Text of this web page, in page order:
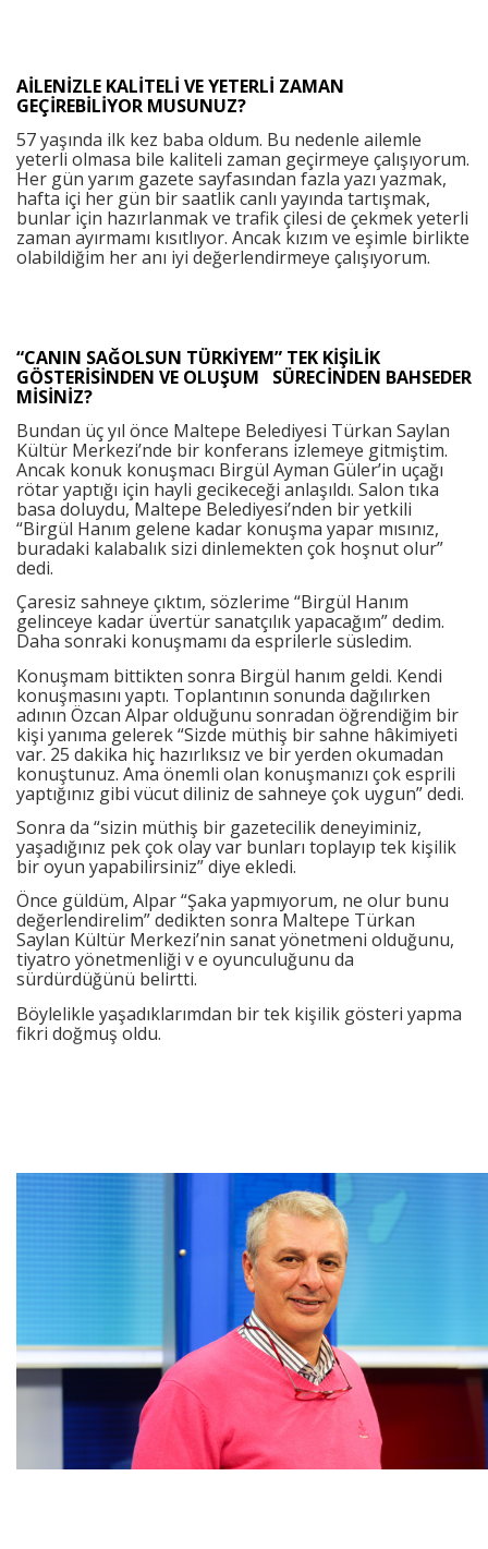
AİLENİZLE KALİTELİ VE YETERLİ ZAMAN
GEÇİREBİLİYOR MUSUNUZ?
57 yaşında ilk kez baba oldum. Bu nedenle ailemle
yeterli olmasa bile kaliteli zaman geçirmeye çalışıyorum.
Her gün yarım gazete sayfasından fazla yazı yazmak,
hafta içi her gün bir saatlik canlı yayında tartışmak,
bunlar için hazırlanmak ve trafik çilesi de çekmek yeterli
zaman ayırmamı kısıtlıyor. Ancak kızım ve eşimle birlikte
olabildiğim her anı iyi değerlendirmeye çalışıyorum.
“CANIN SAĞOLSUN TÜRKİYEM” TEK KİŞİLİK
GÖSTERİSİNDEN VE OLUŞUM SÜRECİNDEN BAHSEDER
MİSİNİZ?
Bundan üç yıl önce Maltepe Belediyesi Türkan Saylan
Kültür Merkezi’nde bir konferans izlemeye gitmiştim.
Ancak konuk konuşmacı Birgül Ayman Güler’in uçağı
rötar yaptığı için hayli gecikeceği anlaşıldı. Salon tıka
basa doluydu, Maltepe Belediyesi’nden bir yetkili
“Birgül Hanım gelene kadar konuşma yapar mısınız,
buradaki kalabalık sizi dinlemekten çok hoşnut olur”
dedi.
Çaresiz sahneye çıktım, sözlerime “Birgül Hanım
gelinceye kadar üvertür sanatçılık yapacağım” dedim.
Daha sonraki konuşmamı da esprilerle süsledim.
Konuşmam bittikten sonra Birgül hanım geldi. Kendi
konuşmasını yaptı. Toplantının sonunda dağılırken
adının Özcan Alpar olduğunu sonradan öğrendiğim bir
kişi yanıma gelerek “Sizde müthiş bir sahne hâkimiyeti
var. 25 dakika hiç hazırlıksız ve bir yerden okumadan
konuştunuz. Ama önemli olan konuşmanızı çok esprili
yaptığınız gibi vücut diliniz de sahneye çok uygun” dedi.
Sonra da “sizin müthiş bir gazetecilik deneyiminiz,
yaşadığınız pek çok olay var bunları toplayıp tek kişilik
bir oyun yapabilirsiniz” diye ekledi.
Önce güldüm, Alpar “Şaka yapmıyorum, ne olur bunu
değerlendirelim” dedikten sonra Maltepe Türkan
Saylan Kültür Merkezi’nin sanat yönetmeni olduğunu,
tiyatro yönetmenliği v e oyunculuğunu da
sürdürdüğünü belirtti.
Böylelikle yaşadıklarımdan bir tek kişilik gösteri yapma
fikri doğmuş oldu.